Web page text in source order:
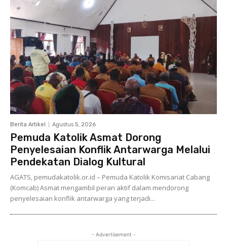
Berita Artikel Agustus 5, 2026
Pemuda Katolik Asmat Dorong
Penyelesaian Konflik Antarwarga Melalui
Pendekatan Dialog Kultural
AGATS, pemudakatolik.or.id – Pemuda Katolik Komisariat Cabang
(Komcab) Asmat mengambil peran aktif dalam mendorong
penyelesaian konflik antarwarga yang terjadi...
- Advertisement -